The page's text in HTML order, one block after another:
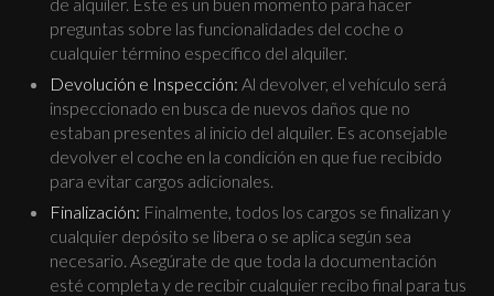
preguntas sobre las funcionalidades del coche o
cualquier término específico del alquiler.
Devolución e Inspección: Al devolver, el vehículo será
inspeccionado en busca de nuevos daños que no
estaban presentes al inicio del alquiler. Es aconsejable
devolver el coche en la condición en que fue recibido
para evitar cargos adicionales.
Finalización: Finalmente, todos los cargos se finalizan y
cualquier depósito se libera o se aplica según sea
necesario. Asegúrate de que toda la documentación
esté completa y de recibir cualquier recibo final para tus